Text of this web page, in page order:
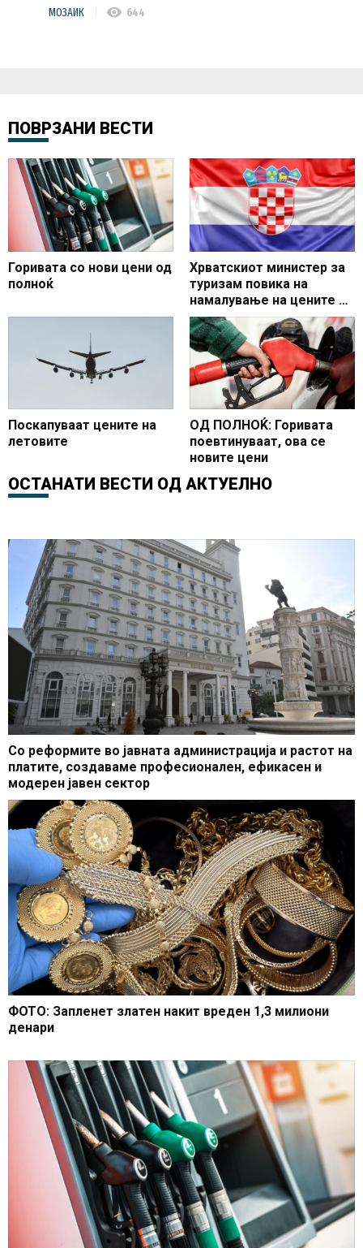
МОЗАИК visibility 644
ПОВРЗАНИ ВЕСТИ
Горивата со нови цени од
полноќ
Хрватскиот министер за
туризам повика на
намалување на цените во
секторот до 20 отсто
Поскапуваат цените на
летовите
ОД ПОЛНОЌ: Горивата
поевтинуваат, ова се
новите цени
ОСТАНАТИ ВЕСТИ ОД АКТУЕЛНО
Со реформите во јавната администрација и растот на
платите, создаваме професионален, ефикасен и
модерен јавен сектор
ФОТО: Запленет златен накит вреден 1,3 милиони
денари